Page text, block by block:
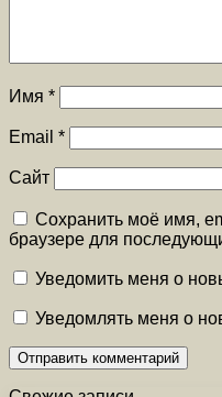
Имя *
Email *
Сайт
Сохранить моё имя,
браузере для
Уведомить меня о
Уведомлять меня о